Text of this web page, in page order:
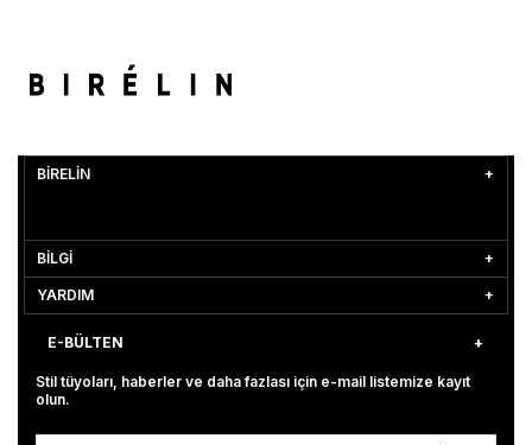
BİRELİN
BİLGİ
YARDIM
E-BÜLTEN
Stil tüyoları, haberler ve daha fazlası için e-mail listemize kayıt
olun.